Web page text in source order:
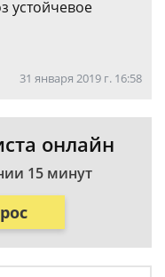
устойчевое
31 января 2019 г. 16:58
онлайн
15 минут